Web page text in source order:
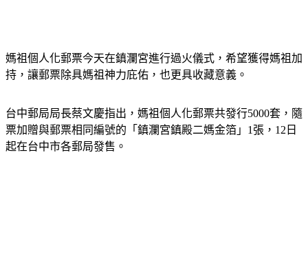
媽祖個人化郵票今天在鎮瀾宮進行過火儀式，希望獲得媽祖加
持，讓郵票除具媽祖神力庇佑，也更具收藏意義。
台中郵局局長蔡文慶指出，媽祖個人化郵票共發行5000套，隨
票加贈與郵票相同編號的「鎮瀾宮鎮殿二媽金箔」1張，12日
起在台中市各郵局發售。